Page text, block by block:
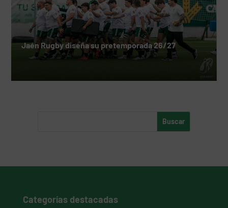
Jaén Rugby diseña su pretemporada 26/27
Categorías destacadas